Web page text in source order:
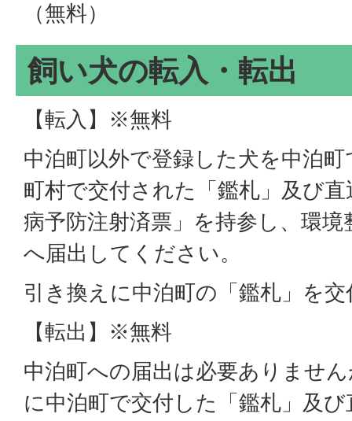
（無料）
飼い犬の転入・転出
【転入】※無料
中泊町以外で登録した犬を中泊
町村で交付された「鑑札」及び
病予防注射済票」を持参し、環
へ届出してください。
引き換えに中泊町の「鑑札」を
【転出】※無料
中泊町への届出は必要ありませ
に中泊町で交付した「鑑札」及